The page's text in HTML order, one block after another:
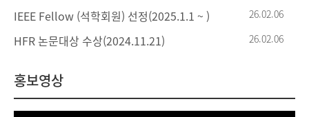
IEEE Fellow (석학회원) 선정(2025.1.1 ~ ) 26.02.06
HFR 논문대상 수상(2024.11.21) 26.02.06
홍보영상